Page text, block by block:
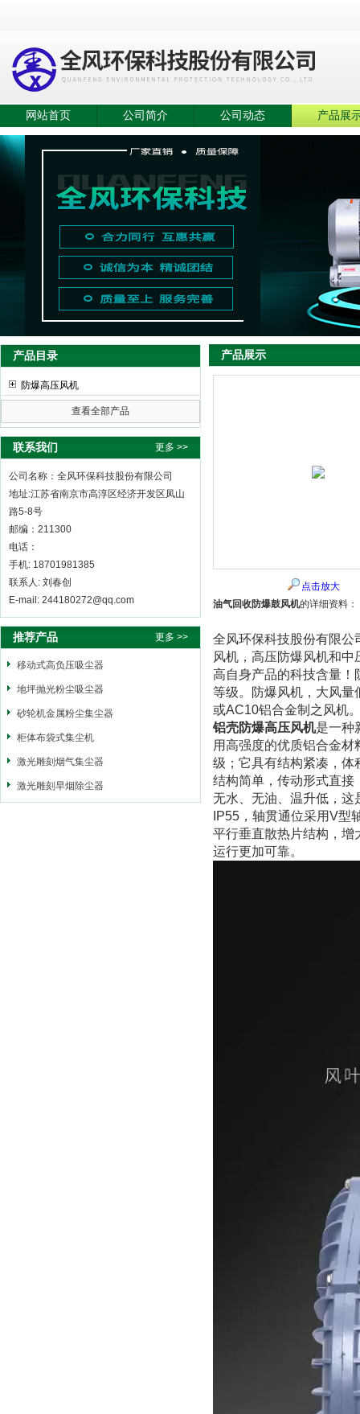
网站首页 公司简介 公司动态 产品展
产品目录
防爆高压风机
查看全部产品
联系我们 更多 >>
公司名称：全风环保科技股份有限公司
地址:江苏省南京市高淳区经济开发区凤山
路5-8号
邮编：211300
电话：
手机: 18701981385
联系人: 刘春创
E-mail: 244180272@qq.com
推荐产品 更多 >>
移动式高负压吸尘器
地坪抛光粉尘吸尘器
砂轮机金属粉尘集尘器
柜体布袋式集尘机
激光雕刻烟气集尘器
激光雕刻旱烟除尘器
产品展示
点击放大
油气回收防爆鼓风机的详细资料：
全风环保科技股份有限公
风机，高压防爆风机和
高自身产品的科技含量！
等级。防爆风机，大风
或AC10铝合金制之风机
铝壳防爆高压风机是一种
用高强度的优质铝合金
级；它具有结构紧凑，体
结构简单，传动形式直接
无水、无油、温升低，这
IP55，轴贯通位采用V型
平行垂直散热片结构，增
运行更加可靠。